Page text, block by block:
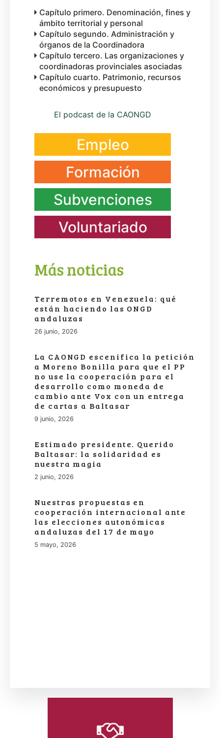
Capítulo primero. Denominación, fines y
ámbito territorial y personal
Capítulo segundo. Administración y
órganos de la Coordinadora
Capítulo tercero. Las organizaciones y
coordinadoras provinciales asociadas
Capítulo cuarto. Patrimonio, recursos
económicos y presupuesto
El podcast de la CAONGD
Empleo
Formación
Subvenciones
Voluntariado
Más noticias
Terremotos en Venezuela: qué
están haciendo las ONGD
andaluzas
26 junio, 2026
La CAONGD escenifica la petición
a Moreno Bonilla para que el PP
no use la cooperación para el
desarrollo como moneda de
cambio ante Vox con un entrega
de cartas a Baltasar
9 junio, 2026
Estimado presidente. Querido
Baltasar: la solidaridad es
nuestra magia
2 junio, 2026
Nuestras propuestas en
cooperación internacional ante
las elecciones autonómicas
andaluzas del 17 de mayo
5 mayo, 2026